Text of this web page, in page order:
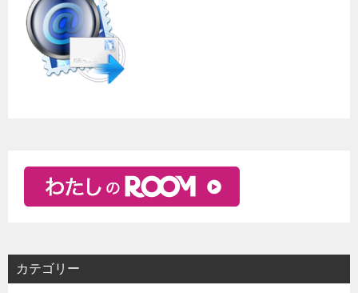
カテゴリー